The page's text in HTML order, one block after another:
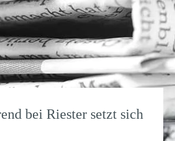
bei Riester setzt sich